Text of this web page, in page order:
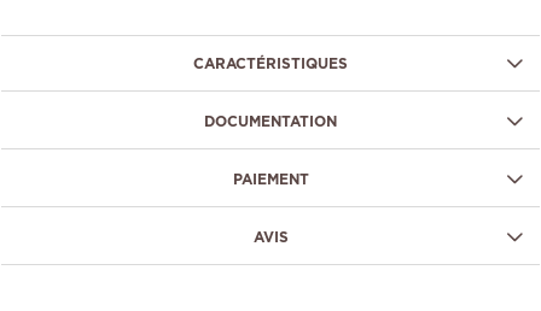
CARACTÉRISTIQUES
DOCUMENTATION
PAIEMENT
AVIS